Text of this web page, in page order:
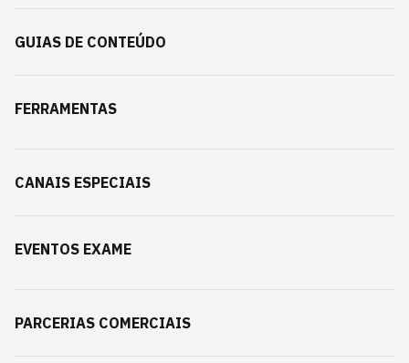
GUIAS DE CONTEÚDO
FERRAMENTAS
CANAIS ESPECIAIS
EVENTOS EXAME
PARCERIAS COMERCIAIS